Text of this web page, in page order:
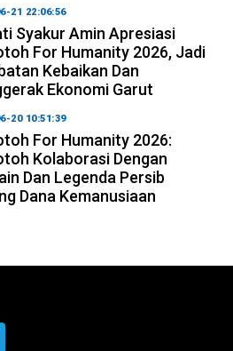
21 22:06:56
Syakur Amin Apresiasi
For Humanity 2026, Jadi
Kebaikan Dan
Ekonomi Garut
20 10:51:39
For Humanity 2026:
Kolaborasi Dengan
Dan Legenda Persib
Dana Kemanusiaan